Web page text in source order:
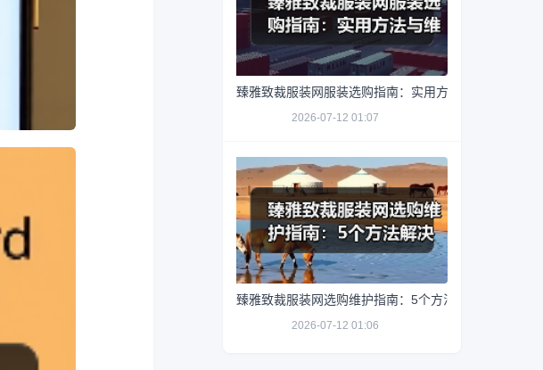
臻雅致裁服装网服装选购指南：实用方法与维护技巧
2026-07-12 01:07
臻雅致裁服装网选购维护指南：5个方法解决网购踩坑
2026-07-12 01:06